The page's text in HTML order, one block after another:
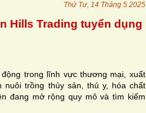
Thứ Tư, 14 Tháng 5 2025
Hills Trading tuyển dụng
trong lĩnh vực thương mại, xuất
nuôi trồng thủy sản, thú y, hóa chất
đang mở rộng quy mô và tìm kiếm